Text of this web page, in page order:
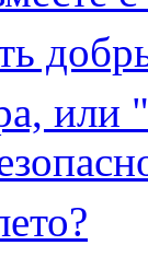
или